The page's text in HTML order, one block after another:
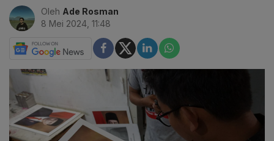
Oleh Ade Rosman
8 Mei 2024, 11:48